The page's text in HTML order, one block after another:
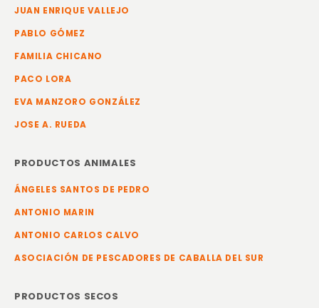
JUAN ENRIQUE VALLEJO
PABLO GÓMEZ
FAMILIA CHICANO
PACO LORA
EVA MANZORO GONZÁLEZ
JOSE A. RUEDA
PRODUCTOS ANIMALES
ÁNGELES SANTOS DE PEDRO
ANTONIO MARIN
ANTONIO CARLOS CALVO
ASOCIACIÓN DE PESCADORES DE CABALLA DEL SUR
PRODUCTOS SECOS